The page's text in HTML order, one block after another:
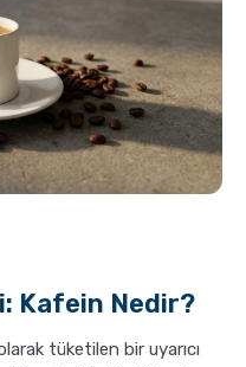
Kafein Nedir?
tüketilen bir uyarıcı